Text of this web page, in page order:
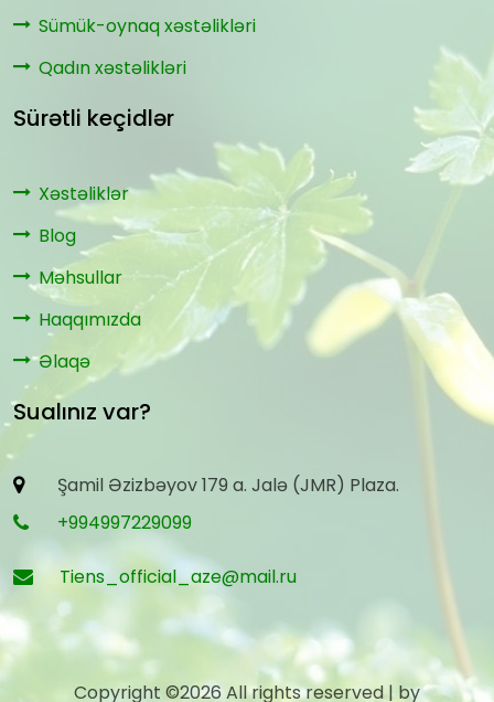
Sümük-oynaq xəstəlikləri
Qadın xəstəlikləri
Sürətli keçidlər
Xəstəliklər
Blog
Məhsullar
Haqqımızda
Əlaqə
Sualınız var?
Şamil Əzizbəyov 179 a. Jalə (JMR) Plaza.
+994997229099
Tiens_official_aze@mail.ru
Copyright ©2026 All rights reserved | by